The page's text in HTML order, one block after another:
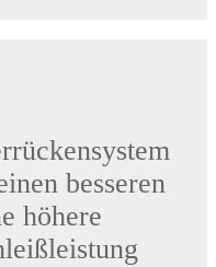
besseren
höhere